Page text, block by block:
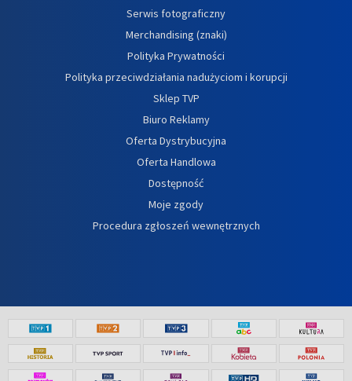
Serwis fotograficzny
Merchandising (znaki)
Polityka Prywatności
Polityka przeciwdziałania nadużyciom i korupcji
Sklep TVP
Biuro Reklamy
Oferta Dystrybucyjna
Oferta Handlowa
Dostępność
Moje zgody
Procedura zgłoszeń wewnętrznych